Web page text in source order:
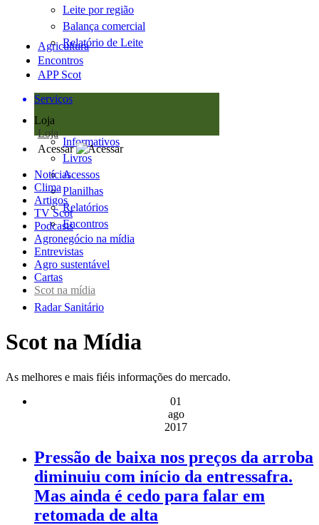
Leite por região
Balança comercial
Relatório de Leite
Agricultura
Encontros
APP Scot
Serviços
Loja
Loja
Informativos
Livros
Acessos
Planilhas
Relatórios
Encontros
Acessar
Notícias
Clima
Artigos
TV Scot
Podcasts
Agronegócio na mídia
Entrevistas
Agro sustentável
Cartas
Scot na mídia
Radar Sanitário
Scot na Mídia
As melhores e mais fiéis informações do mercado.
01
ago
2017
Pressão de baixa nos preços da arroba
diminuiu com início da entressafra.
Mas ainda é cedo para falar em
retomada de alta